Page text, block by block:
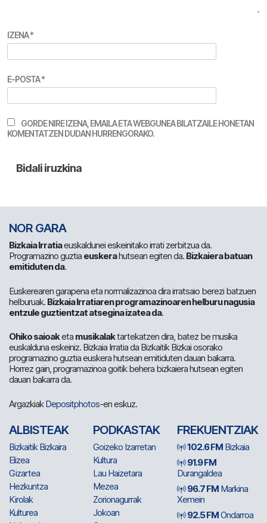
IZENA*
E-POSTA*
GORDE NIRE IZENA, EMAILA ETA WEBGUNEA BILATZAILE HONETAN
KOMENTATZEN DUDAN HURRENGORAKO.
NOR GARA
Bizkaia Irratiaeuskaldunei eskeinitako irrati zerbitzua da.
Programazino guztia euskerahutsean egiten da. Bizkaiera batuan
emitiduten da.
Euskerearen garapena eta normalizazinoa dira irratsaio berezi batzuen
helburuak. Bizkaia Irratiaren programazinoaren helburu nagusia
entzule guztientzat atsegina izatea da.
Ohiko saioaketa musikalaktartekatzen dira, batez be musika
euskalduna eskeiniz. Bizkaia Irratia da Bizkaitik Bizkai osorako
programazino guztia euskera hutsean emitiduten dauan bakarra.
Horrez gain, programazinoa goitik behera bizkaiera hutsean egiten
dauan bakarra da.
ArgazkiakDepositphotos-en eskuz.
ALBISTEAK
Bizkaitik Bizkaira
Elizea
Gizartea
Hezkuntza
Kirolak
Kulturea
PODKASTAK
Goizeko Izarretan
Kultura
Lau Haizetara
Mezea
Zorionagurrak
Jokoan
FREKUENTZIAK
102.6 FM Bizkaia
91.9 FM
Durangaldea
96.7 FM Markina
Xemein
92.5 FMOndarroa